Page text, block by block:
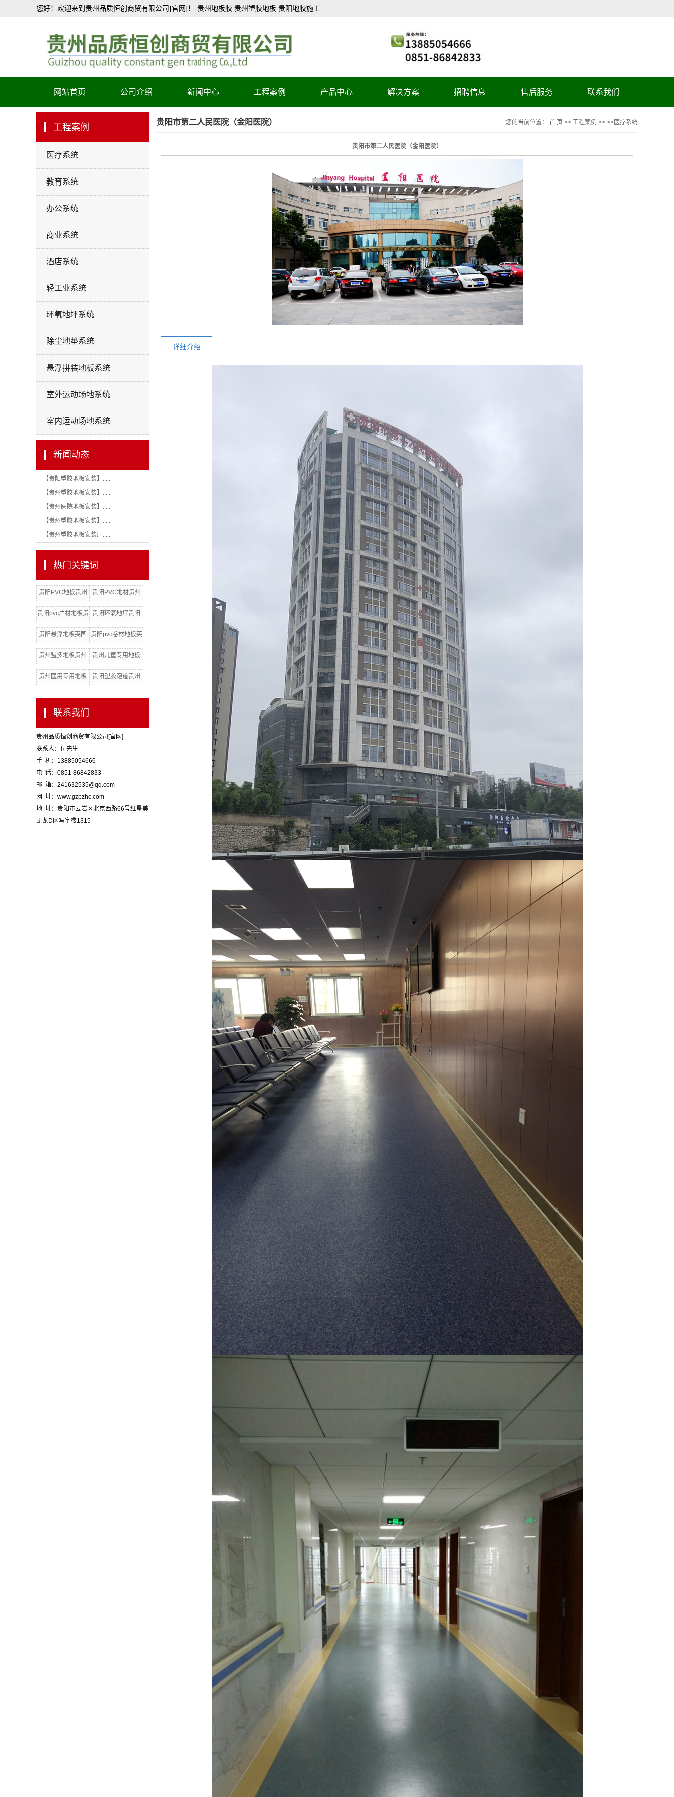
您好！欢迎来到贵州品质恒创商贸有限公司[官网]！-贵州地板胶 贵州塑胶地板 贵阳地胶施工
网站首页 公司介绍 新闻中心 工程案例
医疗系统
办公系统
商业系统
酒店系统
轻工业系统
环氧地坪系统
除尘地垫系统
悬浮拼装地板系统
室外运动场地系统
室内运动场地系统
产品中心 解决方案 招聘信息 售后服务 联系我们
工程案例
医疗系统
教育系统
办公系统
商业系统
酒店系统
轻工业系统
环氧地坪系统
除尘地垫系统
悬浮拼装地板系统
室外运动场地系统
室内运动场地系统
新闻动态
【贵阳塑胶地板安装】.....
【贵州塑胶地板安装】.....
【贵州医院地板安装】.....
【贵州塑胶地板安装】.....
【贵州塑胶地板安装厂.....
热门关键词
贵阳PVC地板贵州
洁福地板
贵阳PVC地材贵州
阿姆斯壮PVC地板
贵阳pvc片材地板贵
州LGpvc地板
贵阳环氧地坪贵阳
pvc片材地板批发厂
贵阳悬浮地板英国
汉美臣贵州总代理
贵阳pvc卷材地板英
国欧保贵州总代理
贵州盟多地板贵州
PVC地板辅材配件
贵州儿童专用地板
贵州抗碘酒PVC地
贵州医用专用地板
贵阳塑胶跑道贵州
联系我们
贵州品质恒创商贸有限公司[官网]
联系人：付先生
手 机：13885054666
电 话：0851-86842833
邮 箱：241632535@qq.com
网 址：www.gzpzhc.com
地 址：贵阳市云岩区北京西路66号红星美
凯龙D区写字楼1315
贵阳市第二人民医院（金阳医院） 您的当前位置： 首 页 >> 工程案例 >> >>医疗系统
贵阳市第二人民医院（金阳医院）
详细介绍